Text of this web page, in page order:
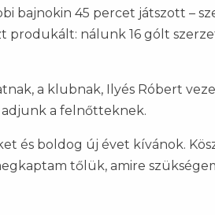
bajnokin 45 percet játszott –
produkált: nálunk 16 gólt
a klubnak, Ilyés Róbert
a felnőtteknek.
és boldog új évet kívánok.
tőlük, amire